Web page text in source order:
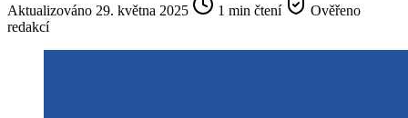
Aktualizováno 29. května 2025
1 min čtení
Ověřeno
redakcí